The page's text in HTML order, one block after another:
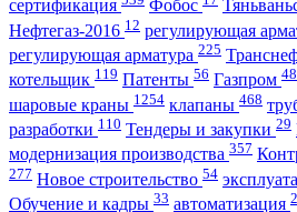
сертификация Фобос
Нефтегаз-2016 12 регулирующая
регулирующая арматура 225
котельщик 119 Патенты 56 Газпром
шаровые краны 1254 клапаны 468
разработки 110 Тендеры и закупки 29
модернизация производства 357
277 Новое строительство 54
Обучение и кадры 33 автоматизация